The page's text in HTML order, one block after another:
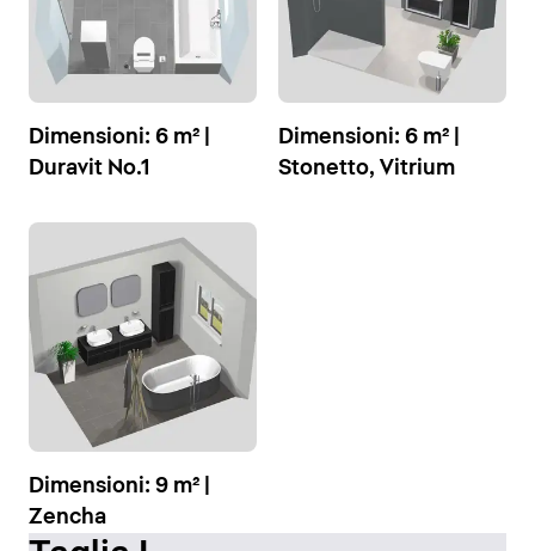
Dimensioni: 6 m² |
Duravit No.1
Dimensioni: 6 m² |
Stonetto, Vitrium
Dimensioni: 9 m² |
Zencha